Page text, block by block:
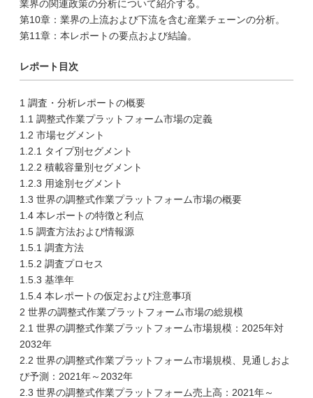
業界の関連政策の分析について紹介する。
第10章：業界の上流および下流を含む産業チェーンの分析。
第11章：本レポートの要点および結論。
レポート目次
1 調査・分析レポートの概要
1.1 調整式作業プラットフォーム市場の定義
1.2 市場セグメント
1.2.1 タイプ別セグメント
1.2.2 積載容量別セグメント
1.2.3 用途別セグメント
1.3 世界の調整式作業プラットフォーム市場の概要
1.4 本レポートの特徴と利点
1.5 調査方法および情報源
1.5.1 調査方法
1.5.2 調査プロセス
1.5.3 基準年
1.5.4 本レポートの仮定および注意事項
2 世界の調整式作業プラットフォーム市場の総規模
2.1 世界の調整式作業プラットフォーム市場規模：2025年対
2032年
2.2 世界の調整式作業プラットフォーム市場規模、見通しおよ
び予測：2021年～2032年
2.3 世界の調整式作業プラットフォーム売上高：2021年～